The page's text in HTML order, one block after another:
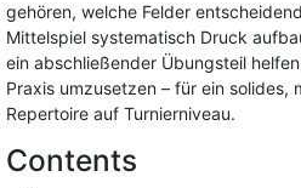
gehören, welche Felder
Mittelspiel systematisch Druck
ein abschließender Übungsteil
Praxis umzusetzen – für ein solides,
Repertoire auf Turnierniveau.
Contents